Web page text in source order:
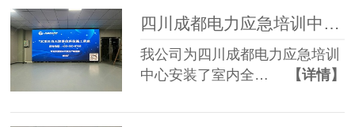
四川成都电力应急培训中心全彩P1.25 LED显示屏
我公司为四川成都电力应急培训
中心安装了室内全…
【详情】